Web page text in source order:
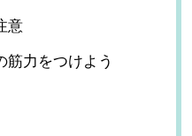
意
筋力をつけよう